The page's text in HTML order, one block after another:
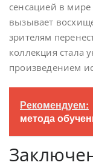
сенсацией в
вызывает
зрителям
коллекция
произведением
Рекомендуем:
метода